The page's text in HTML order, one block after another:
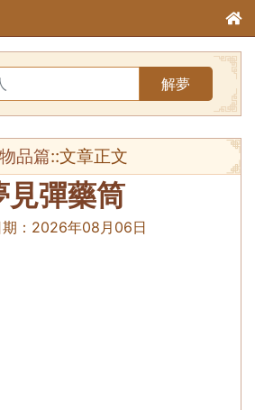
解夢
物品篇::文章正文
見彈藥筒
： 2026年08月06日